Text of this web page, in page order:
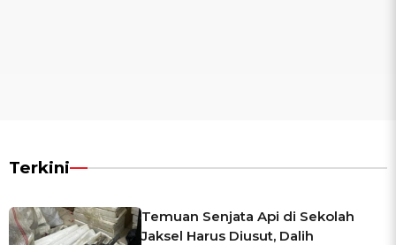
Terkini
Temuan Senjata Api di Sekolah
Jaksel Harus Diusut, Dalih